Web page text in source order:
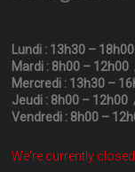
Lundi : 13h30 – 18h00
Mardi : 8h00 –
Mercredi : 13h30 –
Jeudi : 8h00 –
Vendredi : 8h00 –
We're currently closed.